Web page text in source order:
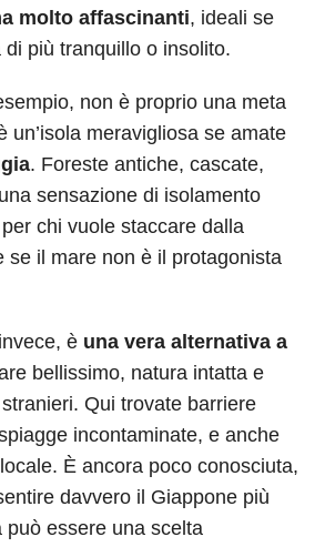
molto affascinanti, ideali se
più tranquillo o insolito.
non è proprio una meta
un’isola meravigliosa se amate
. Foreste antiche, cascate,
sensazione di isolamento
chi vuole staccare dalla
se il mare non è il protagonista
è una vera alternativa a
bellissimo, natura intatta e
Qui trovate barriere
incontaminate, e anche
È ancora poco conosciuta,
davvero il Giappone più
può essere una scelta